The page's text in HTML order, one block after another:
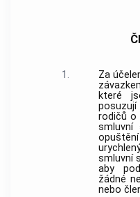
1.
Za
které
rodičů o
smluvní
smluvní
aby
žádné
nebo